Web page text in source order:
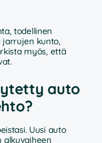
todellinen
kunto,
myös, että
auto
Uusi auto